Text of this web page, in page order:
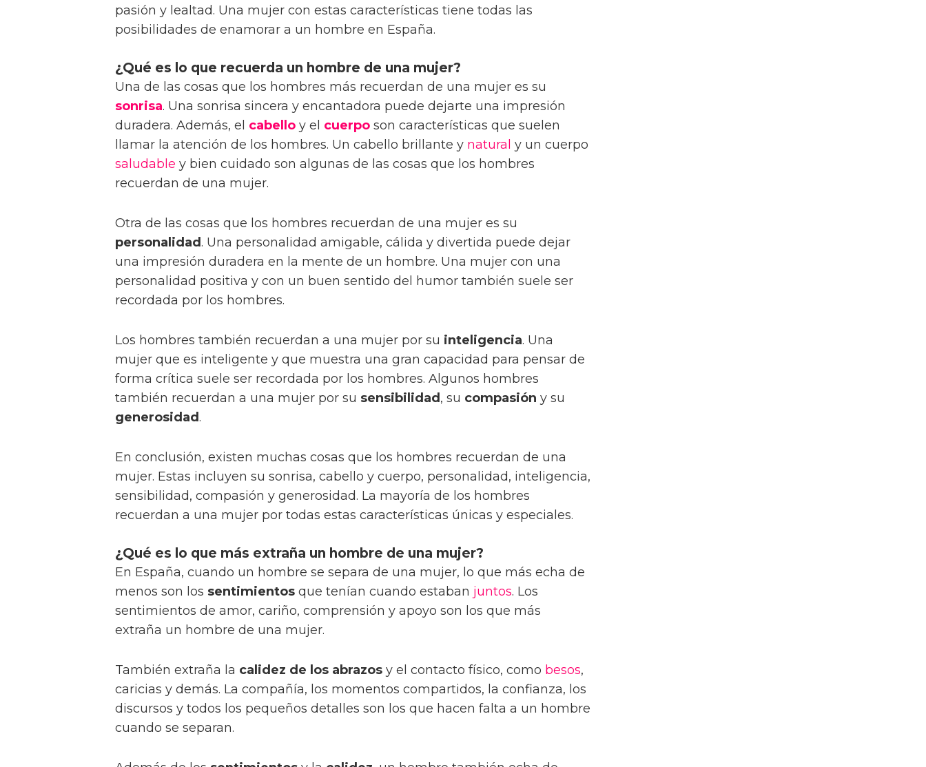
pasión y lealtad. Una mujer con estas características tiene todas las
posibilidades de enamorar a un hombre en España.
¿Qué es lo que recuerda un hombre de una mujer?
Una de las cosas que los hombres más recuerdan de una mujer es su
sonrisa. Una sonrisa sincera y encantadora puede dejarte una impresión
duradera. Además, el cabello y el cuerpo son características que suelen
llamar la atención de los hombres. Un cabello brillante y natural y un cuerpo
saludable y bien cuidado son algunas de las cosas que los hombres
recuerdan de una mujer.
Otra de las cosas que los hombres recuerdan de una mujer es su
personalidad . Una personalidad amigable, cálida y divertida puede dejar
una impresión duradera en la mente de un hombre. Una mujer con una
personalidad positiva y con un buen sentido del humor también suele ser
recordada por los hombres.
Los hombres también recuerdan a una mujer por su inteligencia. Una
mujer que es inteligente y que muestra una gran capacidad para pensar de
forma crítica suele ser recordada por los hombres. Algunos hombres
también recuerdan a una mujer por su sensibilidad , su compasión y su
generosidad .
En conclusión, existen muchas cosas que los hombres recuerdan de una
mujer. Estas incluyen su sonrisa, cabello y cuerpo, personalidad, inteligencia,
sensibilidad, compasión y generosidad. La mayoría de los hombres
recuerdan a una mujer por todas estas características únicas y especiales.
¿Qué es lo que más extraña un hombre de una mujer?
En España, cuando un hombre se separa de una mujer, lo que más echa de
menos son los sentimientos que tenían cuando estaban juntos. Los
sentimientos de amor, cariño, comprensión y apoyo son los que más
extraña un hombre de una mujer.
También extraña la calidez de los abrazos y el contacto físico, como besos,
caricias y demás. La compañía, los momentos compartidos, la confianza, los
discursos y todos los pequeños detalles son los que hacen falta a un hombre
cuando se separan.